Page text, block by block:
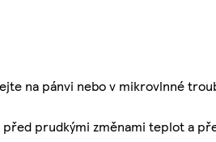
na pánvi nebo v mikrovlnné
prudkými změnami teplot a